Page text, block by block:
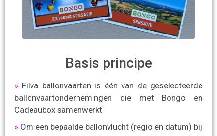
Basis principe
» Filva ballonvaarten is één van de geselecteerde
ballonvaartondernemingen die met Bongo en
Cadeaubox samenwerkt
» Om een bepaalde ballonvlucht (regio en datum) bij